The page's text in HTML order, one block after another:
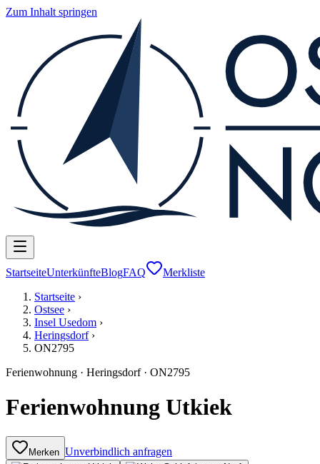
Zum Inhalt springen
StartseiteUnterkünfteBlogFAQ
Merkliste
Startseite ›
Ostsee ›
Insel Usedom ›
Heringsdorf›
ON2795
Ferienwohnung · Heringsdorf· ON2795
Ferienwohnung Utkiek
Merken Unverbindlich anfragen